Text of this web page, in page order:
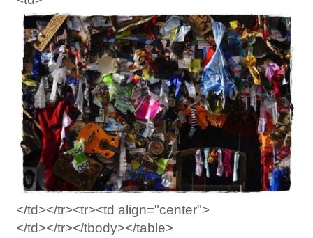
</td></tr><tr><td align="center">
</td></tr></tbody></table>